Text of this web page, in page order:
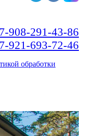
908-291-43-86
921-693-72-46
обработки